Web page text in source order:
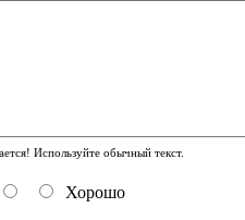
Используйте обычный текст.
Хорошо